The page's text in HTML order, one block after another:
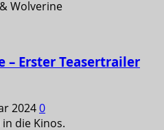
– Erster Teasertrailer
20240
die Kinos.